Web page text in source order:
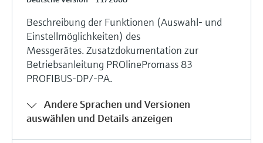
Beschreibung der Funktionen (Auswahl- und
Einstellmöglichkeiten) des
Messgerätes. Zusatzdokumentation zur
Betriebsanleitung PROlinePromass 83
PROFIBUS-DP/-PA.
Andere Sprachen und Versionen
auswählen und Details anzeigen